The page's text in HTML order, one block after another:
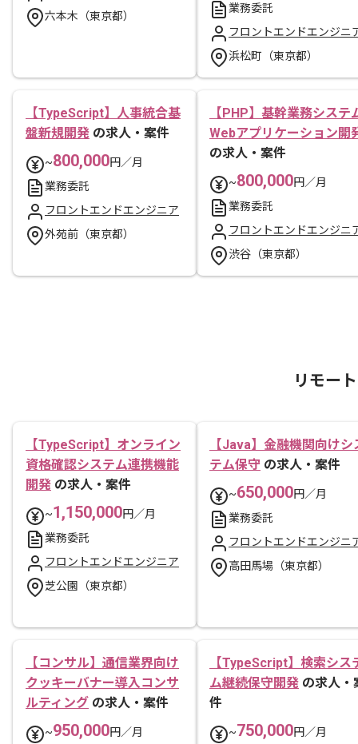
六本木（東京都）
業務委託
フロントエンドエンジニ
浜松町（東京都）
【TypeScript】人事統合基
盤新規開発 の求人・案件
~800,000円／月
業務委託
フロントエンドエンジニア
外苑前（東京都）
【PHP】基幹業務システ
Webアプリケーション開
の求人・案件
~800,000円／月
業務委託
フロントエンドエンジニ
渋谷（東京都）
リモー
【TypeScript】オンライン
資格確認システム連携機能
開発 の求人・案件
~1,150,000円／月
業務委託
フロントエンドエンジニア
芝公園（東京都）
【Java】金融機関向けシ
テム保守 の求人・案件
~650,000円／月
業務委託
フロントエンドエンジニ
高田馬場（東京都）
【コンサル】通信業界向け
クッキーバナー導入コンサ
ルティング の求人・案件
~950,000円／月
【TypeScript】検索シス
ム継続保守開発 の求人・
件
~750,000円／月